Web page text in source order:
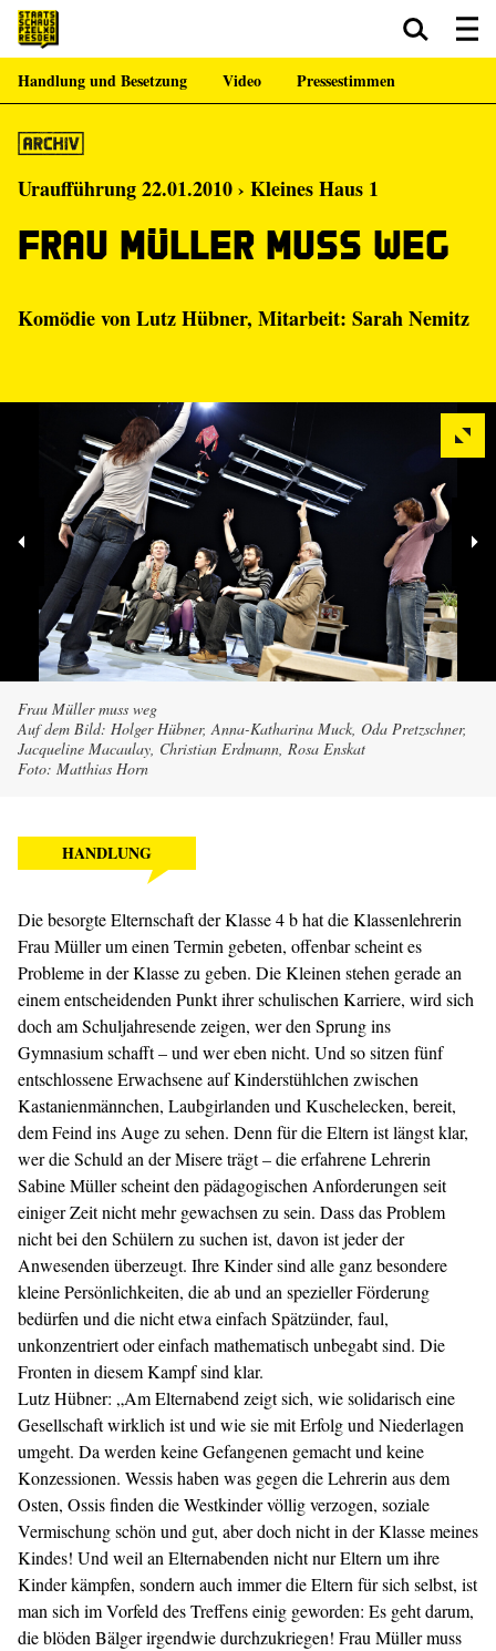
Zum Hauptinhalt springen Zum Footer springen
Handlung und Besetzung Video Pressestimmen
Uraufführung 22.01.2010 › Kleines Haus 1
Frau Müller muss weg
Komödie vonLutz Hübner, Mitarbeit: Sarah Nemitz
Frau Müller muss weg
Auf dem Bild: Holger Hübner, Anna-Katharina Muck, Oda Pretzschner,
Jacqueline Macaulay, Christian Erdmann, Rosa Enskat
Foto: Matthias Horn
HANDLUNG
Die besorgte Elternschaft der Klasse 4 b hat die Klassenlehrerin
Frau Müller um einen Termin gebeten, offenbar scheint es
Probleme in der Klasse zu geben. Die Kleinen stehen gerade an
einem entscheidenden Punkt ihrer schulischen Karriere, wird sich
doch am Schuljahresende zeigen, wer den Sprung ins
Gymnasium schafft – und wer eben nicht. Und so sitzen fünf
entschlossene Erwachsene auf Kinderstühlchen zwischen
Kastanienmännchen, Laubgirlanden und Kuschelecken, bereit,
dem Feind ins Auge zu sehen. Denn für die Eltern ist längst klar,
wer die Schuld an der Misere trägt – die erfahrene Lehrerin
Sabine Müller scheint den pädagogischen Anforderungen seit
einiger Zeit nicht mehr gewachsen zu sein. Dass das Problem
nicht bei den Schülern zu suchen ist, davon ist jeder der
Anwesenden überzeugt. Ihre Kinder sind alle ganz besondere
kleine Persönlichkeiten, die ab und an spezieller Förderung
bedürfen und die nicht etwa einfach Spätzünder, faul,
unkonzentriert oder einfach mathematisch unbegabt sind. Die
Fronten in diesem Kampf sind klar.
Lutz Hübner: „Am Elternabend zeigt sich, wie solidarisch eine
Gesellschaft wirklich ist und wie sie mit Erfolg und Niederlagen
umgeht. Da werden keine Gefangenen gemacht und keine
Konzessionen. Wessis haben was gegen die Lehrerin aus dem
Osten, Ossis finden die Westkinder völlig verzogen, soziale
Vermischung schön und gut, aber doch nicht in der Klasse meines
Kindes! Und weil an Elternabenden nicht nur Eltern um ihre
Kinder kämpfen, sondern auch immer die Eltern für sich selbst, ist
man sich im Vorfeld des Treffens einig geworden: Es geht darum,
die blöden Bälger irgendwie durchzukriegen! Frau Müller muss